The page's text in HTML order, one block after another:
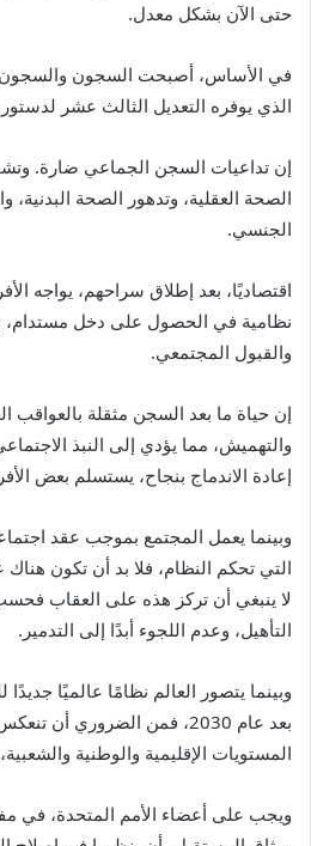
حتى الآن بشكل معدل.
في الأساس، أصبحت السجون والسجون
الذي يوفره التعديل الثالث عشر لدستور
إن تداعيات السجن الجماعي ضارة.
الصحة العقلية، وتدهور الصحة البدنية،
الجنسي.
اقتصاديًا، بعد إطلاق سراحهم، يواجه
نظامية في الحصول على دخل مستدام،
والقبول المجتمعي.
إن حياة ما بعد السجن مثقلة بالعواقب
والتهميش، مما يؤدي إلى النبذ
إعادة الاندماج بنجاح، يستسلم بعض
وبينما يعمل المجتمع بموجب عقد
التي تحكم النظام، فلا بد أن تكون
لا ينبغي أن تركز هذه على العقاب
التأهيل، وعدم اللجوء أبدًا إلى التدمير.
وبينما يتصور العالم نظامًا عالميًا جديدًا
بعد عام 2030، فمن الضروري
المستويات الإقليمية والوطنية
ويجب على أعضاء الأمم المتحدة، في